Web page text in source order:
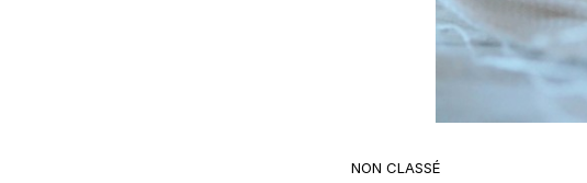
NON CLASSÉ